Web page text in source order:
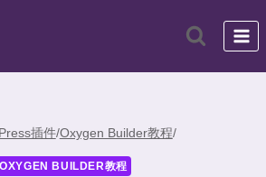
插件/Oxygen Builder教程/
OXYGEN BUILDER教程